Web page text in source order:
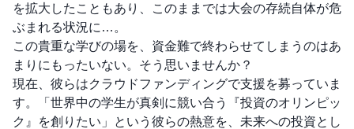
を拡大したこともあり、このままでは大会の存続自体が危
ぶまれる状況に…。
この貴重な学びの場を、資金難で終わらせてしまうのはあ
まりにもったいない。そう思いませんか？
現在、彼らはクラウドファンディングで支援を募っていま
す。「世界中の学生が真剣に競い合う『投資のオリンピッ
ク』を創りたい」という彼らの熱意を、未来への投資とし